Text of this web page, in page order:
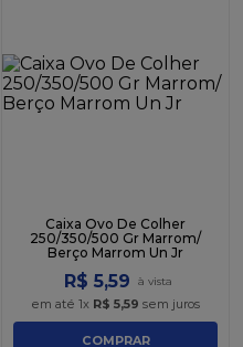
Caixa Ovo De Colher
250/350/500 Gr Marrom/
Berço Marrom Un Jr
R$ 5,59
em até 1x R$ 5,59 sem juros
COMPRAR